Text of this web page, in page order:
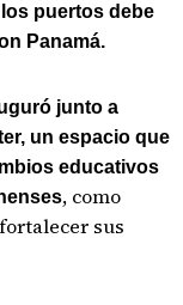
puertos debe
Panamá.
junto a
un espacio que
educativos
, como
sus